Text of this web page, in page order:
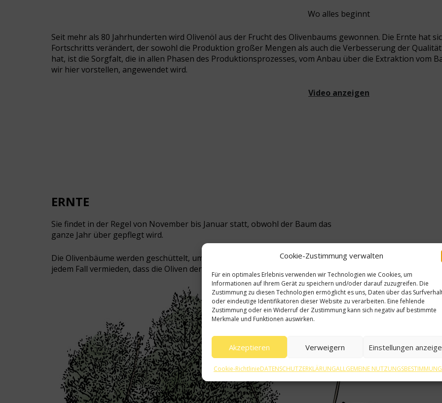
Cookie-Zustimmung verwalten
Für ein optimales Erlebnis verwenden wir Technologien wie Cookies, um
Informationen auf Ihrem Gerät zu speichern und/oder darauf zuzugreifen. Die
Zustimmung zu diesen Technologien ermöglicht es uns, Daten über das
oder eindeutige Identifikatoren dieser Website zu verarbeiten. Eine fehlende
Zustimmung oder ein Widerruf der Zustimmung kann sich negativ auf bestimmte
Merkmale und Funktionen auswirken.
Akzeptieren Verweigern Einstellungen
Cookie-RichtlinieDATENSCHUTZERKLÄRUNGALLGEMEINE
Wo alles beginnt
Seit mehr als 80 Jahrhunderten wird Olivenöl aus der Frucht des Olivenbaums gewonnen. Die Ernte hat
Fortschritts verändert, der sowohl die Produktion großer Mengen als auch die Verbesserung der
hat, ist die Sorgfalt, die in allen Phasen des Produktionsprozesses, vom Anbau über die Extraktion vom
wir hier vorstellen, angewendet wird.
Video anzeigen
ERNTE
Sie findet in der Regel von November bis Januar statt, obwohl der Baum das
ganze Jahr über gepflegt wird.
Die Olivenbäume werden geschüttelt, um die Früchte zu lösen. Dabei wird in
jedem Fall vermieden, dass die Oliven den Boden berühren.